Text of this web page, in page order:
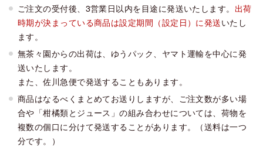
ご注文の受付後、3営業日以内を目途に発送いたします。 出荷
時期が決まっている商品は設定期間（設定日）に発送いたし
ます。
無茶々園からの出荷は、ゆうパック、ヤマト運輸を中心に発
送いたします。
また、佐川急便で発送することもあります。
商品はなるべくまとめてお送りしますが、ご注文数が多い場
合や「柑橘類とジュース」の組み合わせについては、荷物を
複数の個口に分けて発送することがあります。（送料は一つ
分です。）